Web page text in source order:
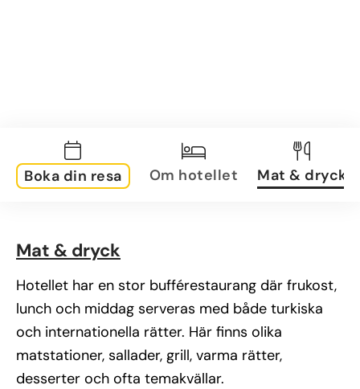
Boka din resa Om hotellet Mat & dryck
Mat & dryck
Hotellet har en stor bufférestaurang där frukost,
lunch och middag serveras med både turkiska
och internationella rätter. Här finns olika
matstationer, sallader, grill, varma rätter,
desserter och ofta temakvällar.